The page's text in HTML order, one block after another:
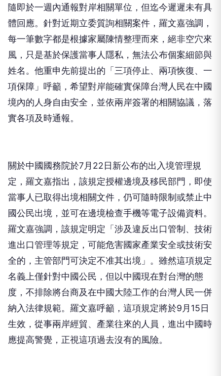
隨即於一週內通報對岸相關單位，但迄今遲遲未有具
體回應。針對近期立委質詢相關案件，羅文嘉強調，
每一筆數字都是根據家屬陳情整理而來，絕非空穴來
風，只是基於保護當事人隱私，無法公布個案細節與
姓名。他重申先前提出的「三項停止、兩項恢復、一
項保障」呼籲，希望對岸能確實保障台灣人民在中國
境內的人身自由安全，並依兩岸簽署的相關協議，落
實各項及時通報。
關於中國國務院於7月22日新公布的出入境管理規
定，羅文嘉指出，該規定授權邊境及移民部門，即使
當事人已取得出境相關文件，仍可隨時限制或禁止中
國公民出境，並可在邊境檢查手機等電子設備資料。
羅文嘉強調，該規定明定「涉及違反出口管制、技術
進出口管理等規定，可能危害國家產業安全或技術安
全的，主管部門可決定不准其出境」。雖然這項規定
名義上僅針對中國公民，但以中國現在對台灣的態
度，不排除將台商及在中國大陸工作的台灣人民一併
納入法律規範。羅文嘉呼籲，這項規定將於9月15日
生效，從事兩岸經貿、產業往來的人員，進出中國時
應提高警覺，正視這項過去沒有的風險。